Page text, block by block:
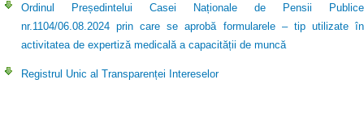
Ordinul Președintelui Casei Naționale de Pensii Publice
nr.1104/06.08.2024 prin care se aprobă formularele – tip utilizate în
activitatea de expertiză medicală a capacității de muncă
Registrul Unic al Transparenței Intereselor